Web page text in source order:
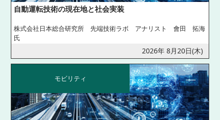
自動運転技術の現在地と社会実装
株式会社日本総合研究所 先端技術ラボ アナリスト 會田 拓海
氏
2026年 8月20日(木)
モビリティ